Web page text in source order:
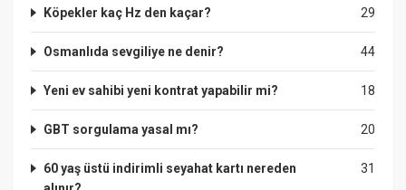
29
Köpekler kaç Hz den kaçar?
44
Osmanlıda sevgiliye ne denir?
18
Yeni ev sahibi yeni kontrat yapabilir mi?
20
GBT sorgulama yasal mı?
31
60 yaş üstü indirimli seyahat kartı nereden